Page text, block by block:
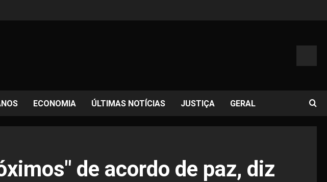
ECONOMIA ÚLTIMAS NOTÍCIAS JUSTIÇA GERAL
de acordo de paz, diz